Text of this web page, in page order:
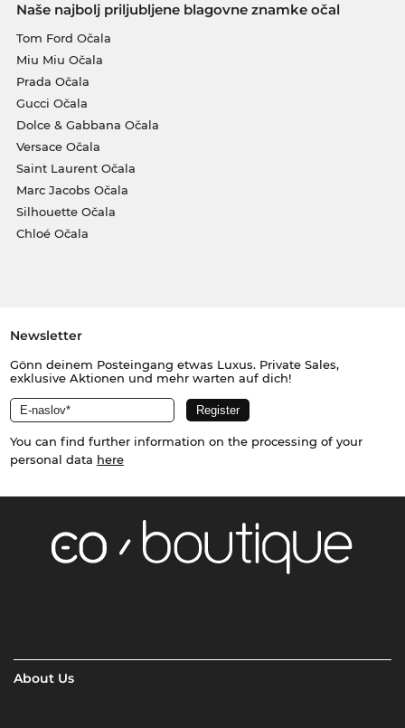
Naše najbolj priljubljene blagovne znamke očal
Tom Ford Očala
Miu Miu Očala
Prada Očala
Gucci Očala
Dolce & Gabbana Očala
Versace Očala
Saint Laurent Očala
Marc Jacobs Očala
Silhouette Očala
Chloé Očala
Newsletter
Gönn deinem Posteingang etwas Luxus. Private Sales,
exklusive Aktionen und mehr warten auf dich!
You can find further information on the processing of your
personal data here
About Us